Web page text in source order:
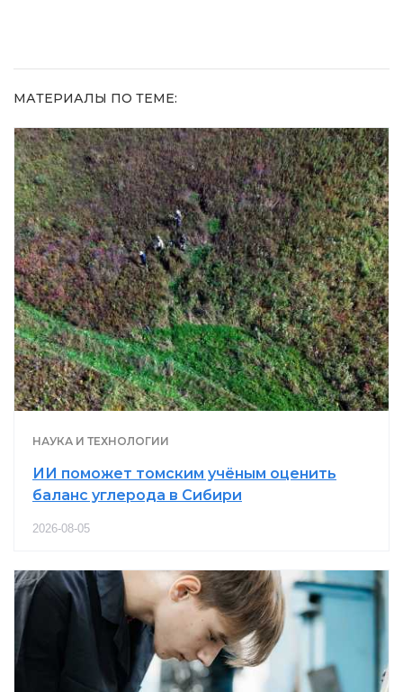
МАТЕРИАЛЫ ПО ТЕМЕ:
НАУКА И ТЕХНОЛОГИИ
ИИ поможет томским учёным оценить
баланс углерода в Сибири
2026-08-05